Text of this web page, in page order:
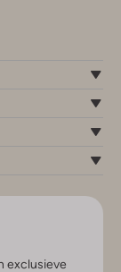
exclusieve